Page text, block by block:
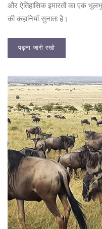
और ऐतिहासिक इमारतों का एक
की कहानियाँ सुनाता है।
पढ़ना जारी रखो